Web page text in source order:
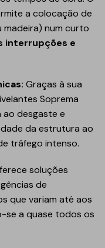
a colocação de
madeira) num curto
interrupções e
Graças à sua
Soprema
ao desgaste e
da estrutura ao
tráfego intenso.
soluções
de
que variam até aos
se a quase todos os